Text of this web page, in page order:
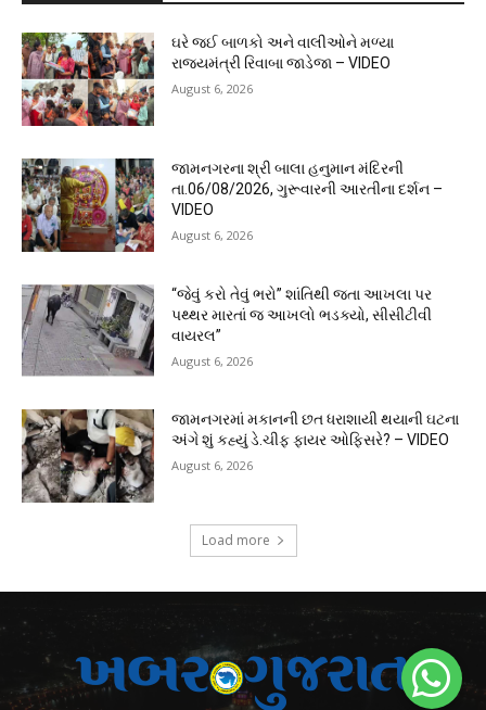
ઘરે જઈ બાળકો અને વાલીઓને મળ્યા
રાજ્યમંત્રી રિવાબા જાડેજા – VIDEO
August 6, 2026
જામનગરના શ્રી બાલા હનુમાન મંદિરની
તા.06/08/2026, ગુરૂવારની આરતીના દર્શન –
VIDEO
August 6, 2026
“જેવું કરો તેવું ભરો” શાંતિથી જતા આખલા પર
પથ્થર મારતાં જ આખલો ભડક્યો, સીસીટીવી
વાયરલ”
August 6, 2026
જામનગરમાં મકાનની છત ધરાશાયી થયાની ઘટના
અંગે શું કહ્યું ડે.ચીફ ફાયર ઓફિસરે? – VIDEO
August 6, 2026
Load more